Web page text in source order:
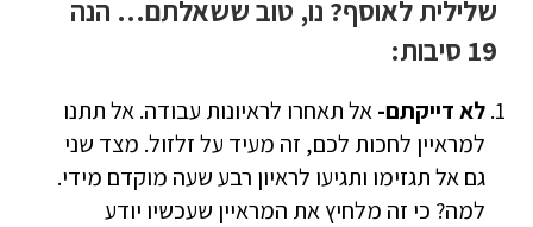
שלילית לאוסף? נו, טוב ששאלתם… הנה
19 סיבות:
לא דייקתם-אל תאחרו לראיונות עבודה. אל תתנו
למראיין לחכות לכם, זה מעיד על זלזול. מצד שני
גם אל תגזימו ותגיעו לראיון רבע שעה מוקדם מידי.
למה? כי זה מלחיץ את המראיין שעכשיו יודע